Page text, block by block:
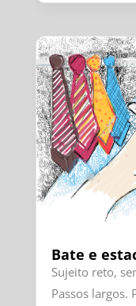
Bate e
Sujeito reto,
Passos largos.